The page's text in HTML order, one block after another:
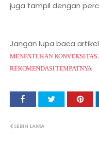
juga tampil dengan
Jangan lupa baca
MENENTUKAN KONVEKSI
REKOMENDASI TEMPATNYA
LEBIH LAMA